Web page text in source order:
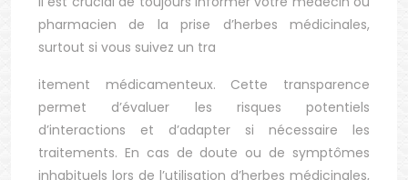
pharmacien de la prise d’herbes médicinales,
surtout si vous suivez un tra
itement médicamenteux. Cette transparence
permet d’évaluer les risques potentiels
d’interactions et d’adapter si nécessaire les
traitements. En cas de doute ou de symptômes
inhabituels lors de l’utilisation d’herbes médicinales,